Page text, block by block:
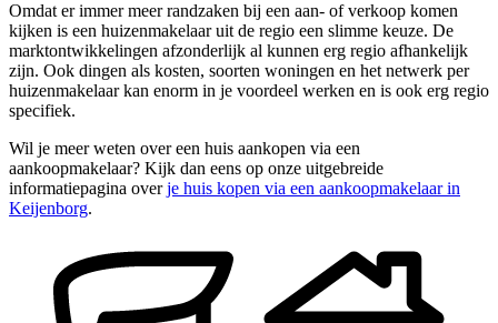
Omdat er immer meer randzaken bij een aan- of verkoop komen
kijken is een huizenmakelaar uit de regio een slimme keuze. De
marktontwikkelingen afzonderlijk al kunnen erg regio afhankelijk
zijn. Ook dingen als kosten, soorten woningen en het netwerk per
huizenmakelaar kan enorm in je voordeel werken en is ook erg regio
specifiek.
Wil je meer weten over een huis aankopen via een
aankoopmakelaar? Kijk dan eens op onze uitgebreide
informatiepagina overje huis kopen via een aankoopmakelaar in
Keijenborg.